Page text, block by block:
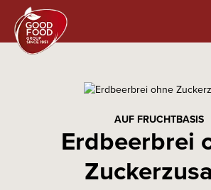
AUF FRUCHTBASIS
Erdbeerbrei